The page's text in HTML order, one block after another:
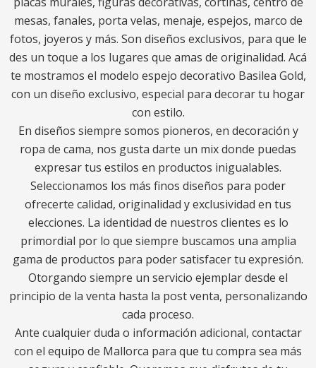
mesas, fanales, porta velas, menaje, espejos, marco de
fotos, joyeros y más. Son diseños exclusivos, para que le
des un toque a los lugares que amas de originalidad. Acá
te mostramos el modelo espejo decorativo Basilea Gold,
con un diseño exclusivo, especial para decorar tu hogar
con estilo.
En diseños siempre somos pioneros, en decoración y
ropa de cama, nos gusta darte un mix donde puedas
expresar tus estilos en productos inigualables.
Seleccionamos los más finos diseños para poder
ofrecerte calidad, originalidad y exclusividad en tus
elecciones. La identidad de nuestros clientes es lo
primordial por lo que siempre buscamos una amplia
gama de productos para poder satisfacer tu expresión.
Otorgando siempre un servicio ejemplar desde el
principio de la venta hasta la post venta, personalizando
cada proceso.
Ante cualquier duda o información adicional, contactar
con el equipo de Mallorca para que tu compra sea más